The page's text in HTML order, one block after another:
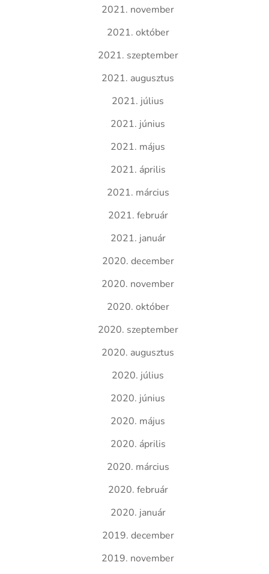
2021. november
2021. október
2021. szeptember
2021. augusztus
2021. július
2021. június
2021. május
2021. április
2021. március
2021. február
2021. január
2020. december
2020. november
2020. október
2020. szeptember
2020. augusztus
2020. július
2020. június
2020. május
2020. április
2020. március
2020. február
2020. január
2019. december
2019. november